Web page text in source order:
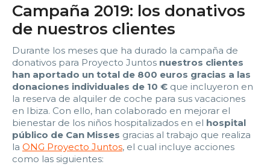
Campaña 2019: los donativos
de nuestros clientes
Durante los meses que ha durado la campaña de
donativos para Proyecto Juntos nuestros clientes
han aportado un total de 800 euros gracias a las
donaciones individuales de 10 € que incluyeron en
la reserva de alquiler de coche para sus vacaciones
en Ibiza. Con ello, han colaborado en mejorar el
bienestar de los niños hospitalizados en el hospital
público de Can Misses gracias al trabajo que realiza
la ONG Proyecto Juntos, el cual incluye acciones
como las siguientes:
4:00 4:30 5:00 5:30
6:00 6:30 7:00 7:30
8:00 8:30 9:00 9:30
10:00 10:30 11:00 11:30
12:00 12:30 13:00 13:30
14:00 14:30